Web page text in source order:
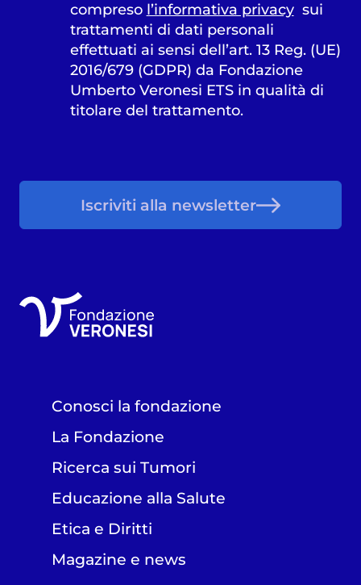
compreso l’informativa privacysui
trattamenti di dati personali
effettuati ai sensi dell’art. 13 Reg. (UE)
2016/679 (GDPR) da Fondazione
Umberto Veronesi ETS in qualità di
titolare del trattamento.
Iscriviti alla newsletter
Conosci la fondazione
La Fondazione
Ricerca sui Tumori
Educazione alla Salute
Etica e Diritti
Magazine e news